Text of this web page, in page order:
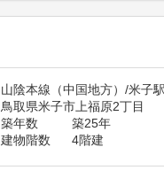
山陰本線（中国地方）/米子
鳥取県米子市上福原2丁目
築年数
築25年
建物階数
4階建